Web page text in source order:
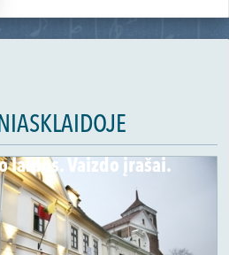
laidos. Vaizdo įrašai.